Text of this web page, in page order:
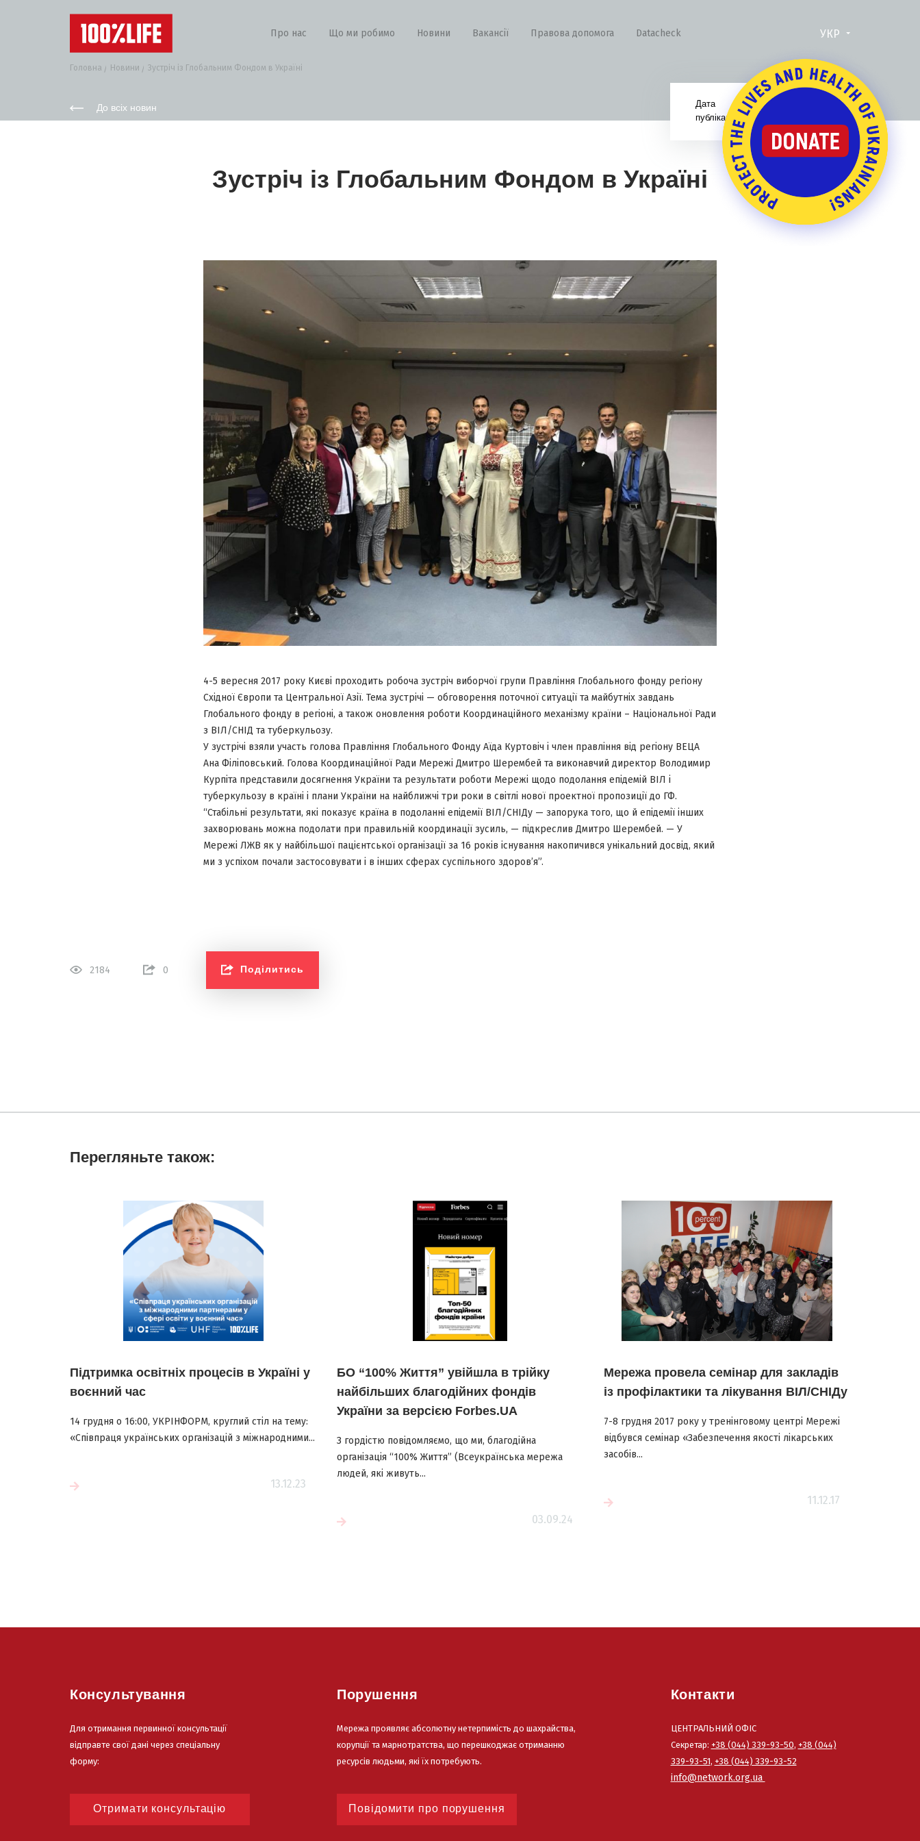
Про нас Що ми робимо Новини Вакансії Правова допомога Datacheck УКР
Головна Новини Зустріч із Глобальним Фондом в Україні
До всіх новин
Дата
публікації:
Зустріч із Глобальним Фондом в Україні
4-5 вересня 2017 року Києві проходить робоча зустріч виборчої групи Правління Глобального фонду регіону
Східної Європи та Центральної Азії. Тема зустрічі — обговорення поточної ситуації та майбутніх завдань
Глобального фонду в регіоні, а також оновлення роботи Координаційного механізму країни – Національної Ради
з ВІЛ/СНІД та туберкульозу.
У зустрічі взяли участь голова Правління Глобального Фонду Аїда Куртовіч і член правління від регіону ВЕЦА
Ана Філіповський. Голова Координаційної Ради Мережі Дмитро Шерембей та виконавчий директор Володимир
Курпіта представили досягнення України та результати роботи Мережі щодо подолання епідемій ВІЛ і
туберкульозу в країні і плани України на найближчі три роки в світлі нової проектної пропозиції до ГФ.
“Стабільні результати, які показує країна в подоланні епідемії ВІЛ/СНІДу — запорука того, що й епідемії інших
захворювань можна подолати при правильній координації зусиль, — підкреслив Дмитро Шерембей. — У
Мережі ЛЖВ як у найбільшої пацієнтської організації за 16 років існування накопичився унікальний досвід, який
ми з успіхом почали застосовувати і в інших сферах суспільного здоров’я”.
2184 0 Поділитись
Перегляньте також:
Підтримка освітніх процесів в Україні у
воєнний час
14 грудня о 16:00, УКРІНФОРМ, круглий стіл на тему:
«Співпраця українських організацій з міжнародними...
13.12.23
БО “100% Життя” увійшла в трійку
найбільших благодійних фондів
України за версією Forbes.UA
З гордістю повідомляємо, що ми, благодійна
організація “100% Життя” (Всеукраїнська мережа
людей, які живуть...
03.09.24
Мережа провела семінар для закладів
із профілактики та лікування ВІЛ/СНІДу
7-8 грудня 2017 року у тренінговому центрі Мережі
відбувся семінар «Забезпечення якості лікарських
засобів...
11.12.17
Консультування
Для отримання первинної консультації
відправте свої дані через спеціальну
форму:
Отримати консультацію
Порушення
Мережа проявляє абсолютну нетерпимість до шахрайства,
корупції та марнотратства, що перешкоджає отриманню
ресурсів людьми, які їх потребують.
Повідомити про порушення
Контакти
ЦЕНТРАЛЬНИЙ ОФІС
Секретар: +38 (044) 339-93-50, +38 (044)
339-93-51, +38 (044) 339-93-52
info@network.org.ua